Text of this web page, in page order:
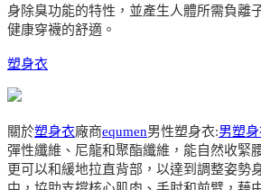
身除臭功能的特性，並產生人體所需負離
健康穿襪的舒適。
塑身衣
關於塑身衣廠商equmen男性塑身衣:男塑
彈性纖維、尼龍和聚酯纖維，能自然收緊
更可以和緩地拉直背部，以達到調整姿勢